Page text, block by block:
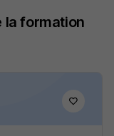
la formation